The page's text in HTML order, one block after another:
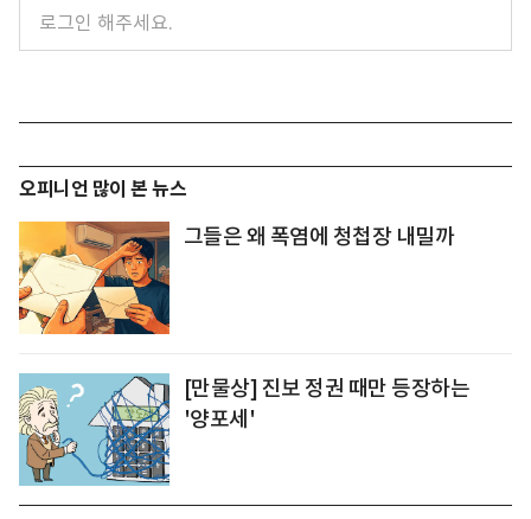
오피니언 많이 본 뉴스
그들은 왜 폭염에 청첩장 내밀까
[만물상] 진보 정권 때만 등장하는
'양포세'